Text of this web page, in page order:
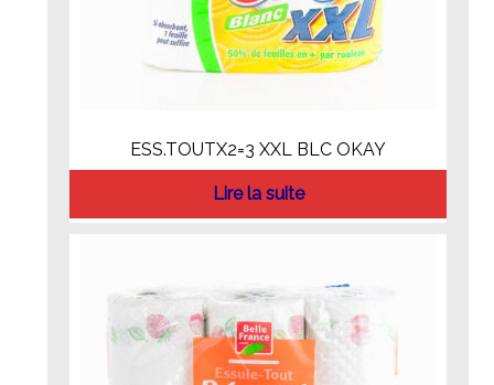
ESS.TOUTX2=3 XXL BLC OKAY
Lire la suite